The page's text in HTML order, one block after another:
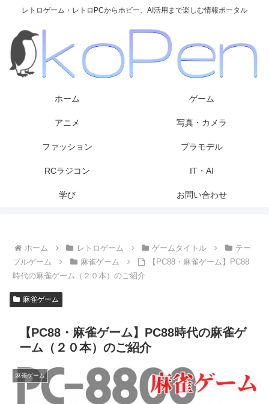
レトロゲーム・レトロPCからホビー、AI活用まで楽しむ情報ポータル
ホーム ゲーム
アニメ 写真・カメラ
ファッション プラモデル
RCラジコン IT・AI
学び お問い合わせ
ホーム レトロゲーム ゲームタイトル
テー
ブルゲーム
麻雀ゲーム
【PC88・麻雀ゲーム】PC88
時代の麻雀ゲーム（２０本）のご紹介
麻雀ゲーム
【PC88・麻雀ゲーム】PC88時代の麻雀ゲ
ーム（２０本）のご紹介
麻雀ゲーム